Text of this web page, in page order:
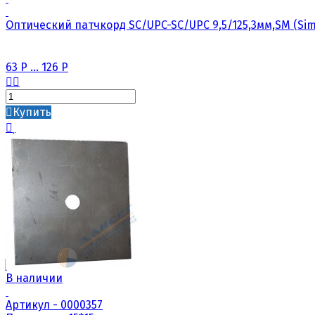
Оптический патчкорд SC/UPC-SC/UPC 9,5/125,3мм,SM
63 Р ... 126 Р
Купить
В наличии
Артикул - 0000357